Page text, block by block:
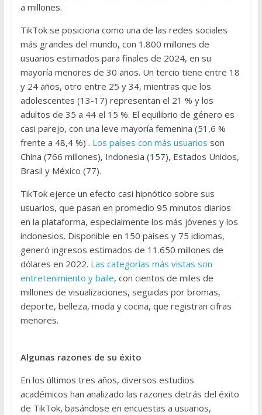
a millones.
TikTok se posiciona como una de las redes sociales
más grandes del mundo, con 1.800 millones de
usuarios estimados para finales de 2024, en su
mayoría menores de 30 años. Un tercio tiene entre 18
y 24 años, otro entre 25 y 34, mientras que los
adolescentes (13-17) representan el 21 % y los
adultos de 35 a 44 el 15 %. El equilibrio de género es
casi parejo, con una leve mayoría femenina (51,6 %
frente a 48,4 %) . Los países con más usuarios son
China (766 millones), Indonesia (157), Estados Unidos,
Brasil y México (77).
TikTok ejerce un efecto casi hipnótico sobre sus
usuarios, que pasan en promedio 95 minutos diarios
en la plataforma, especialmente los más jóvenes y los
indonesios. Disponible en 150 países y 75 idiomas,
generó ingresos estimados de 11.650 millones de
dólares en 2022. Las categorías más vistas son
entretenimiento y baile, con cientos de miles de
millones de visualizaciones, seguidas por bromas,
deporte, belleza, moda y cocina, que registran cifras
menores.
Algunas razones de su éxito
En los últimos tres años, diversos estudios
académicos han analizado las razones detrás del éxito
de TikTok, basándose en encuestas a usuarios,